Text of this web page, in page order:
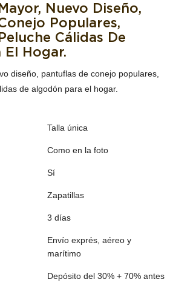
Nuevo Diseño,
Populares,
Cálidas De
Hogar.
diseño, pantuflas de conejo populares,
de algodón para el hogar.
Talla única
Como en la foto
Sí
Zapatillas
3 días
Envío exprés, aéreo y
marítimo
Depósito del 30% + 70% antes